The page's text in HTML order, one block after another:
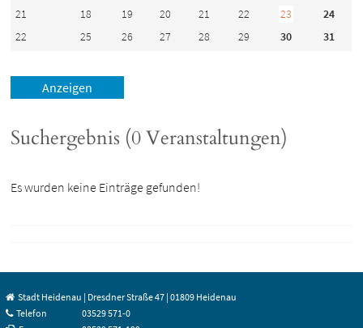
21
18 19 20 21 22 23
24
22
25 26 27 28 29 30 31
Suchergebnis (0 Veranstaltungen)
Es wurden keine Einträge gefunden!
Stadt Heidenau | Dresdner Straße 47 | 01809 Heidenau
Telefon
03529 571-0